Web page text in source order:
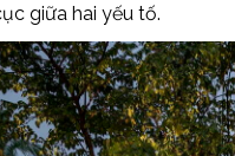
giữa hai yếu tố.